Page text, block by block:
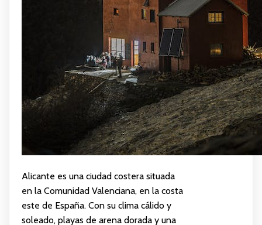
Alicante es una ciudad costera situada
en la Comunidad Valenciana, en la costa
este de España. Con su clima cálido y
soleado, playas de arena dorada y una